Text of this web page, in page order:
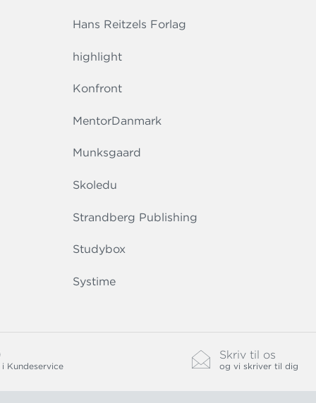
Hans Reitzels Forlag
highlight
Konfront
MentorDanmark
Munksgaard
Skoledu
Strandberg Publishing
Studybox
Systime
Kundeservice
Skriv til os
og vi skriver til dig